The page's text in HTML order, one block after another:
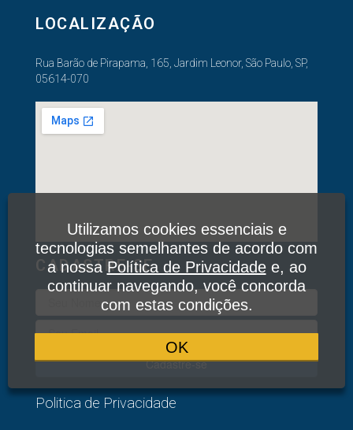
LOCALIZAÇÃO
Rua Barão de Pirapama, 165, Jardim Leonor, São Paulo, SP,
05614-070
CADASTRE-SE
Cadastre-se
Politica de Privacidade
Utilizamos cookies essenciais e
tecnologias semelhantes de acordo com
a nossaPolítica de Privacidadee, ao
continuar navegando, você concorda
com estas condições.
OK